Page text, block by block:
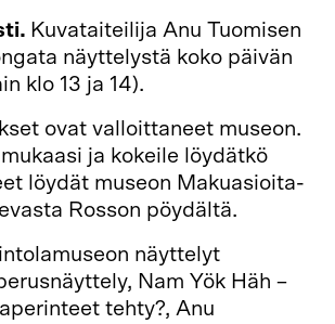
Kuvataiteilija Anu Tuomisen
näyttelystä koko päivän
klo 13 ja 14).
ovat valloittaneet museon.
ja kokeile löydätkö
löydät museon Makuasioita-
Rosson pöydältä.
näyttelyt
Nam Yök Häh –
tehty?, Anu